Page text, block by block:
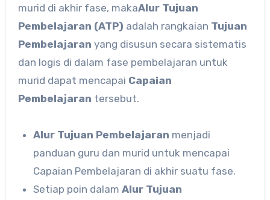
murid di akhir fase, makaAlur Tujuan
Pembelajaran (ATP) adalah rangkaian Tujuan
Pembelajaran yang disusun secara sistematis
dan logis di dalam fase pembelajaran untuk
murid dapat mencapai Capaian
Pembelajaran tersebut.
Alur Tujuan Pembelajaran menjadi
panduan guru dan murid untuk mencapai
Capaian Pembelajaran di akhir suatu fase.
Setiap poin dalam Alur Tujuan